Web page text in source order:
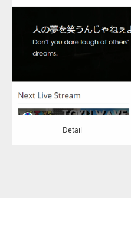
Detail Visit
Detail